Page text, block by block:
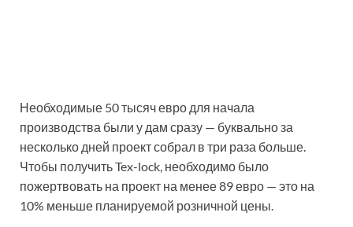
Необходимые 50 тысяч евро для начала
производства были у дам сразу — буквально за
несколько дней проект собрал в три раза больше.
Чтобы получить Tex-lock, необходимо было
пожертвовать на проект на менее 89 евро — это на
10% меньше планируемой розничной цены.